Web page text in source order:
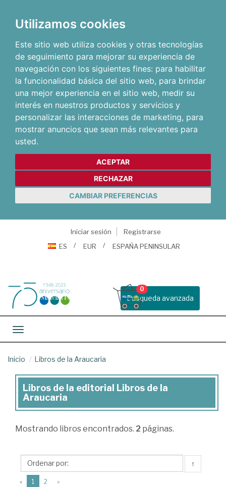
Utilizamos cookies
Este sitio web utiliza cookies y otras tecnologías
de seguimiento para mejorar su experiencia de
navegación con los siguientes fines: para habilitar
la funcionalidad básica del sitio web, para brindar
una mejor experiencia en el sitio web, medir su
interés en nuestros productos y servicios y
personalizar las interacciones de marketing, para
mostrar anuncios que sean más relevantes para
usted.
ACEPTAR
RECHAZAR
CAMBIAR PREFERENCIAS
Iniciar sesión
Registrarse
ES
EUR ESPAÑA PENINSULAR
Busqueda avanzada
0
Toggle navigation
Inicio Libros de la Araucaria
Libros
de
la
Libros
de
Libros de la editorial Libros de la
Araucaria
Mostrando libros encontrados. 2 páginas.
↑
« 1 (current)
2 »